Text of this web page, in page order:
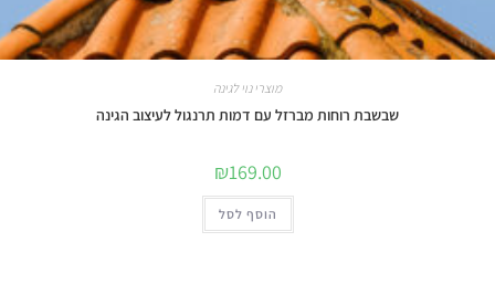
מוצרי נוי לגינה
שבשבת רוחות מברזל עם דמות תרנגול לעיצוב הגינה
₪169.00
הוסף לסל